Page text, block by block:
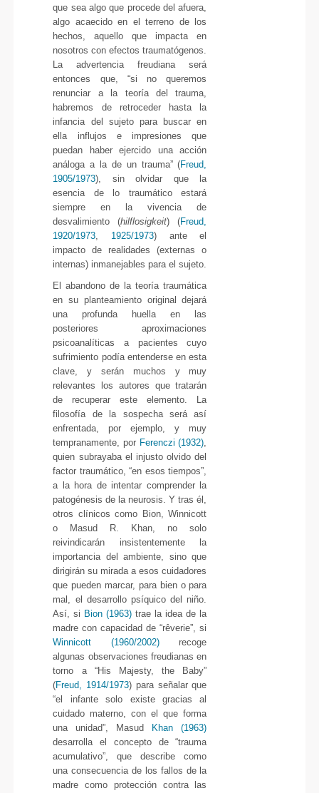
que sea algo que procede del afuera,
algo acaecido en el terreno de los
hechos, aquello que impacta en
nosotros con efectos traumatógenos.
La advertencia freudiana será
entonces que, “si no queremos
renunciar a la teoría del trauma,
habremos de retroceder hasta la
infancia del sujeto para buscar en
ella influjos e impresiones que
puedan haber ejercido una acción
análoga a la de un trauma” (Freud,
1905/1973), sin olvidar que la
esencia de lo traumático estará
siempre en la vivencia de
desvalimiento (hilflosigkeit) (Freud,
1920/1973, 1925/1973) ante el
impacto de realidades (externas o
internas) inmanejables para el sujeto.
El abandono de la teoría traumática
en su planteamiento original dejará
una profunda huella en las
posteriores aproximaciones
psicoanalíticas a pacientes cuyo
sufrimiento podía entenderse en esta
clave, y serán muchos y muy
relevantes los autores que tratarán
de recuperar este elemento. La
filosofía de la sospecha será así
enfrentada, por ejemplo, y muy
tempranamente, por Ferenczi (1932),
quien subrayaba el injusto olvido del
factor traumático, “en esos tiempos”,
a la hora de intentar comprender la
patogénesis de la neurosis. Y tras él,
otros clínicos como Bion, Winnicott
o Masud R. Khan, no solo
reivindicarán insistentemente la
importancia del ambiente, sino que
dirigirán su mirada a esos cuidadores
que pueden marcar, para bien o para
mal, el desarrollo psíquico del niño.
Así, si Bion (1963) trae la idea de la
madre con capacidad de “rêverie”, si
Winnicott (1960/2002)recoge
algunas observaciones freudianas en
torno a “His Majesty, the Baby”
(Freud, 1914/1973) para señalar que
“el infante solo existe gracias al
cuidado materno, con el que forma
una unidad”, Masud
Khan (1963)
desarrolla el concepto de “trauma
acumulativo”, que describe como
una consecuencia de los fallos de la
madre como protección contra las